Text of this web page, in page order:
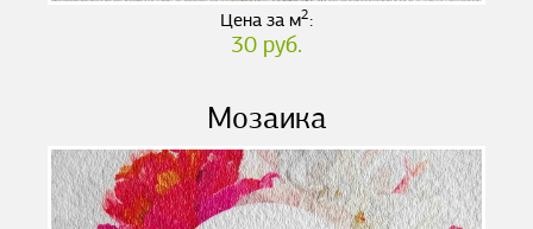
Цена за м2:
30 руб.
Мозаика